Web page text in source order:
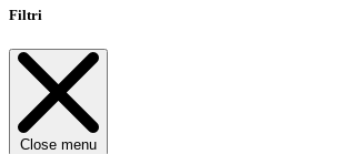
Filtri
Close menu